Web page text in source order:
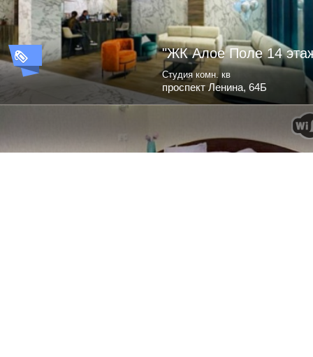
"ЖК Алое Поле 14
Студия комн. кв
проспект Ленина, 64Б